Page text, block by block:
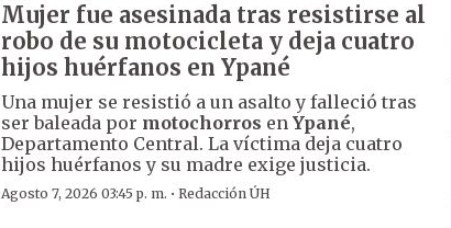
Mujer fue asesinada tras resistirse al
robo de su motocicleta y deja cuatro
hijos huérfanos en Ypané
Una mujer se resistió a un asalto y falleció tras
ser baleada por motochorros enYpané,
Departamento Central. La víctima deja cuatro
hijos huérfanos y su madre exige justicia.
Agosto 7, 2026 03:45 p. m. ·Redacción ÚH